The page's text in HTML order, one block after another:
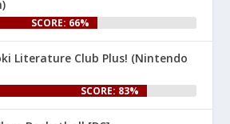
1
SCORE: 66%
Literature Club Plus! (Nintendo
SCORE: 83%